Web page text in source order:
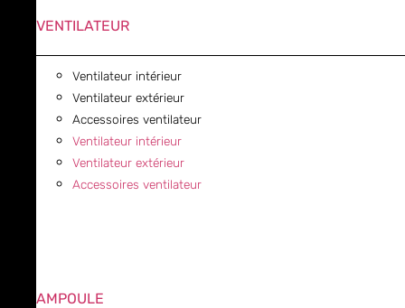
VENTILATEUR
Ventilateur intérieur
Ventilateur extérieur
Accessoires ventilateur
Ventilateur intérieur
Ventilateur extérieur
Accessoires ventilateur
AMPOULE